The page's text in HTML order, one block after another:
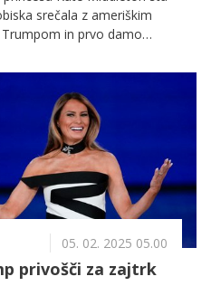
srečala z ameriškim
in prvo damo
05. 02. 2025 05.00
privošči za zajtrk